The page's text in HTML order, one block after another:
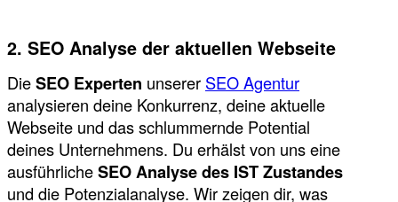
2. SEO Analyse der aktuellen Webseite
DieSEO Experten unserer SEO Agentur
analysieren deine Konkurrenz, deine aktuelle
Webseite und das schlummernde Potential
deines Unternehmens. Du erhälst von uns eine
ausführlicheSEO Analyse des IST Zustandes
und die Potenzialanalyse. Wir zeigen dir, was